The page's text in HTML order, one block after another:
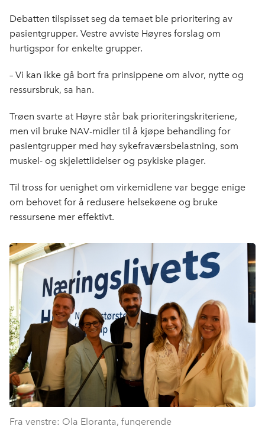
Debatten tilspisset seg da temaet ble prioritering av
pasientgrupper. Vestre avviste Høyres forslag om
hurtigspor for enkelte grupper.
– Vi kan ikke gå bort fra prinsippene om alvor, nytte og
ressursbruk, sa han.
Trøen svarte at Høyre står bak prioriteringskriteriene,
men vil bruke NAV-midler til å kjøpe behandling for
pasientgrupper med høy sykefraværsbelastning, som
muskel- og skjelettlidelser og psykiske plager.
Til tross for uenighet om virkemidlene var begge enige
om behovet for å redusere helsekøene og bruke
ressursene mer effektivt.
Fra venstre: Ola Eloranta, fungerende